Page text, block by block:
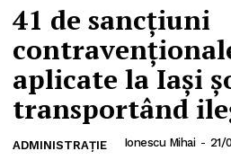
41 de sancţiuni
aplicate la Iași
transportând
ADMINISTRAȚIE Ionescu Mihai - 21/